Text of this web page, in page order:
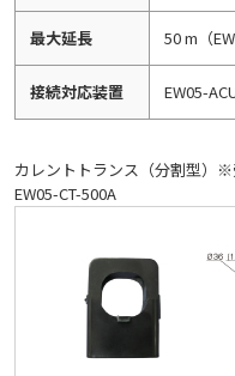
最大延長 50 m（
接続対応装置 EW05-
カレントトランス（分割型）
EW05-CT-500A